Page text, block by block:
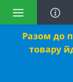
Разом до
товару